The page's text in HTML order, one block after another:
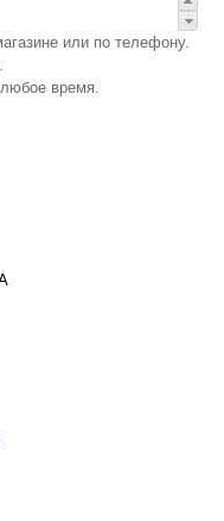
или по телефону.
время.